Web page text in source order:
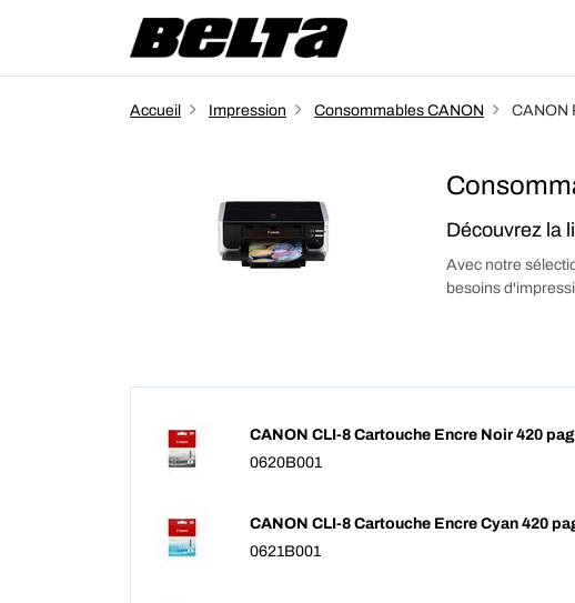
Accueil Impression Consommables CANON CANON
Découvrez la
Avec notre
besoins
CANON CLI-8 Cartouche Encre Noir 420
0620B001
CANON CLI-8 Cartouche Encre Cyan 420
0621B001